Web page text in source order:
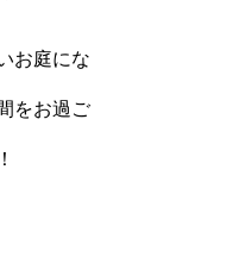
お庭にな
をお過ご